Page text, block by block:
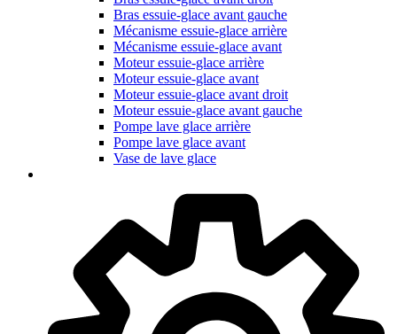
Bras essuie-glace avant gauche
Mécanisme essuie-glace arrière
Mécanisme essuie-glace avant
Moteur essuie-glace arrière
Moteur essuie-glace avant
Moteur essuie-glace avant droit
Moteur essuie-glace avant gauche
Pompe lave glace arrière
Pompe lave glace avant
Vase de lave glace